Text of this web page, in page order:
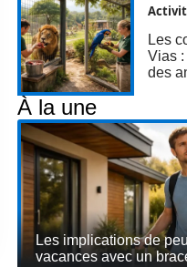
Les
Vias
des
À la une
Les implications de
vacances avec un